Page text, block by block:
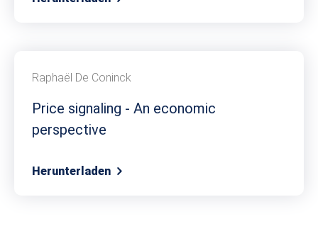
Raphaël De Coninck
Price signaling - An economic
perspective
Herunterladen